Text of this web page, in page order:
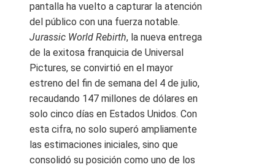
pantalla ha vuelto a capturar la atención
del público con una fuerza notable.
Jurassic World Rebirth, la nueva entrega
de la exitosa franquicia de Universal
Pictures, se convirtió en el mayor
estreno del fin de semana del 4 de julio,
recaudando 147 millones de dólares en
solo cinco días en Estados Unidos. Con
esta cifra, no solo superó ampliamente
las estimaciones iniciales, sino que
consolidó su posición como uno de los